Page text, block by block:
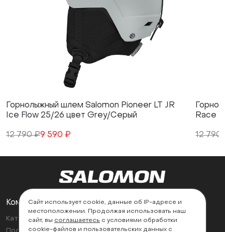
Горнолыжный шлем Salomon Pioneer LT JR
Ice Flow 25/26 цвет Grey/Серый
12 790 ₽9 590 ₽
Race
12 790
Компания
Каталог
Поддержка
Контакты
Сайт использует cookie, данные об IP-адресе и
местоположении. Продолжая использовать наш
сайт, вы соглашаетесь с условиями обработки
cookie-файлов и пользовательских данных с